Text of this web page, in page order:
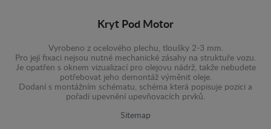
Kryt Pod Motor
Vyrobeno z ocelového plechu, tloušky 2-3 mm.
Pro její fixaci nejsou nutné mechanické zásahy na struktuře vozu.
Je opatřen s oknem vizualizací pro olejovu nádrž, takže nebudete
potřebovat jeho demontáž výměnit oleje.
Dodaní s montážním schématu, schéma která popisuje pozici a
pořadí upevnění upevňovacích prvků.
Sitemap